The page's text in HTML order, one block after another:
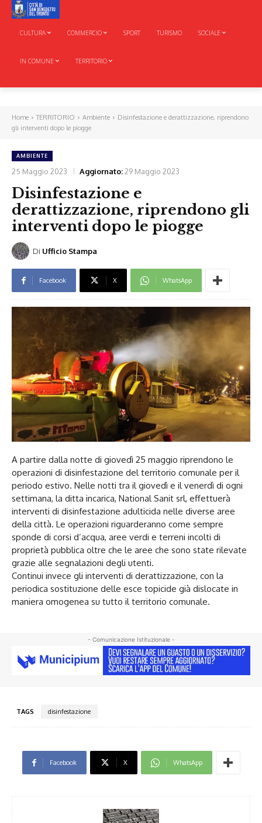
CULTURA COMMERCIO SPORT TURISMO SOCIALE
IN COMUNE TERRITORIO
Home TERRITORIO Ambiente
Disinfestazione e derattizzazione, riprendono
gli interventi dopo le piogge
AMBIENTE
25 Maggio 2023 Aggiornato: 29 Maggio 2023
Disinfestazione e
derattizzazione, riprendono gli
interventi dopo le piogge
Di Ufficio Stampa
Facebook X WhatsApp
A partire dalla notte di giovedì 25 maggio riprendono le
operazioni di disinfestazione del territorio comunale per il
periodo estivo. Nelle notti tra il giovedì e il venerdì di ogni
settimana, la ditta incarica, National Sanit srl, effettuerà
interventi di disinfestazione adulticida nelle diverse aree
della città. Le operazioni riguarderanno come sempre
sponde di corsi d’acqua, aree verdi e terreni incolti di
proprietà pubblica oltre che le aree che sono state rilevate
grazie alle segnalazioni degli utenti.
Continui invece gli interventi di derattizzazione, con la
periodica sostituzione delle esce topicide già dislocate in
maniera omogenea su tutto il territorio comunale.
- Comunicazione Istituzionale -
TAGS disinfestazione
Facebook X WhatsApp